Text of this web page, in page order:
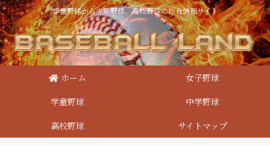
学童野球から少年野球、高校野球の総合情報サイト
ホーム
女子野球
学童野球
中学野球
高校野球
サイトマップ